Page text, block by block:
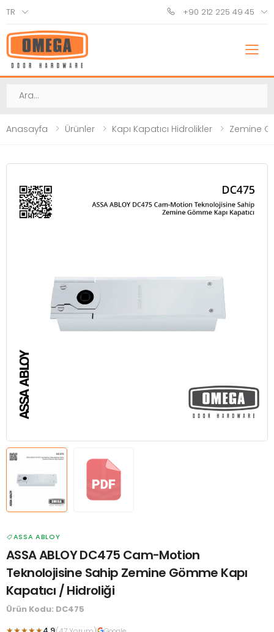
TR +90 212 225 49 45
Ara
Anasayfa Ürünler Kapı Kapatıcı Hidrolikler Zemine
ASSA ABLOY
ASSA ABLOY DC475 Cam-Motion
Teknolojisine Sahip Zemine Gömme Kapı
Kapatıcı / Hidroliği
Ürün Kodu: DC475